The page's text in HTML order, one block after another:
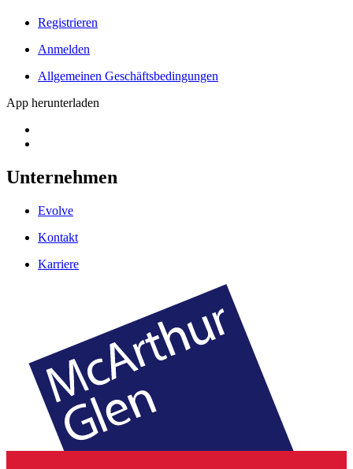
Registrieren
Anmelden
Allgemeinen Geschäftsbedingungen
App herunterladen
Unternehmen
Evolve
Kontakt
Karriere